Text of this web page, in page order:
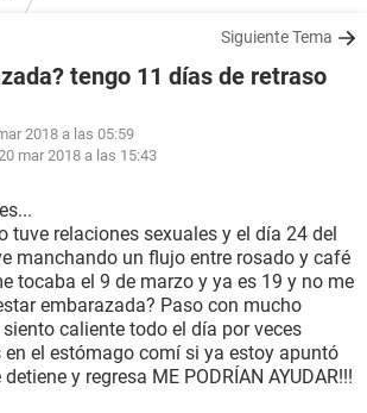
Siguiente Tema
tengo 11 días de retraso
2018 a las 05:59
mar 2018 a las 15:43
tuve relaciones sexuales y el día 24 del
manchando un flujo entre rosado y café
tocaba el 9 de marzo y ya es 19 y no me
embarazada? Paso con mucho
caliente todo el día por veces
el estómago comí si ya estoy apuntó
y regresa ME PODRÍAN AYUDAR!!!